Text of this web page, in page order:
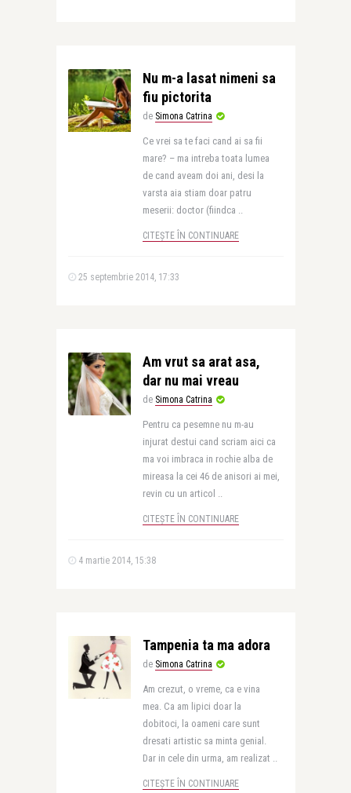
Nu m-a lasat nimeni sa
fiu pictorita
de Simona Catrina
Ce vrei sa te faci cand ai sa fii
mare? – ma intreba toata lumea
de cand aveam doi ani, desi la
varsta aia stiam doar patru
meserii: doctor (fiindca ..
CITEȘTE ÎN CONTINUARE
25 septembrie 2014, 17:33
Am vrut sa arat asa,
dar nu mai vreau
de Simona Catrina
Pentru ca pesemne nu m-au
injurat destui cand scriam aici ca
ma voi imbraca in rochie alba de
mireasa la cei 46 de anisori ai mei,
revin cu un articol ..
CITEȘTE ÎN CONTINUARE
4 martie 2014, 15:38
Tampenia ta ma adora
de Simona Catrina
Am crezut, o vreme, ca e vina
mea. Ca am lipici doar la
dobitoci, la oameni care sunt
dresati artistic sa minta genial.
Dar in cele din urma, am realizat ..
CITEȘTE ÎN CONTINUARE